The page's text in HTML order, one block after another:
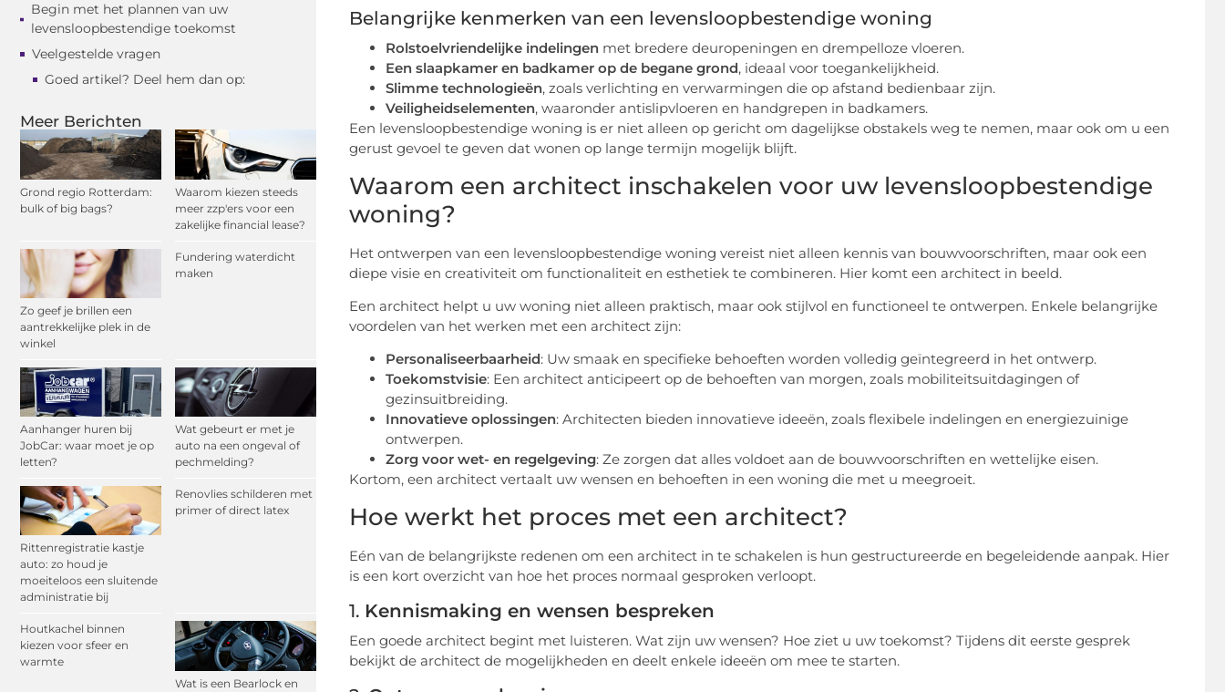
Begin met het plannen van uw
levensloopbestendige toekomst
Veelgestelde vragen
Goed artikel? Deel hem dan op:
Meer Berichten
Grond regio Rotterdam:
bulk of big bags?
Waarom kiezen steeds
meer zzp'ers voor een
zakelijke financial lease?
Zo geef je brillen een
aantrekkelijke plek in de
winkel
Fundering waterdicht
maken
Aanhanger huren bij
JobCar: waar moet je op
letten?
Wat gebeurt er met je
auto na een ongeval of
pechmelding?
Rittenregistratie kastje
auto: zo houd je
moeiteloos een sluitende
administratie bij
Renovlies schilderen met
primer of direct latex
Houtkachel binnen
kiezen voor sfeer en
warmte
Wat is een Bearlock en
Belangrijke kenmerken van een levensloopbestendige woning
Rolstoelvriendelijke indelingen met bredere deuropeningen en drempelloze vloeren.
Een slaapkamer en badkamer op de begane grond, ideaal voor toegankelijkheid.
Slimme technologieën, zoals verlichting en verwarmingen die op afstand bedienbaar zijn.
Veiligheidselementen, waaronder antislipvloeren en handgrepen in badkamers.
Een levensloopbestendige woning is er niet alleen op gericht om dagelijkse obstakels weg te nemen, maar ook om u een
gerust gevoel te geven dat wonen op lange termijn mogelijk blijft.
Waarom een architect inschakelen voor uw levensloopbestendige
woning?
Het ontwerpen van een levensloopbestendige woning vereist niet alleen kennis van bouwvoorschriften, maar ook een
diepe visie en creativiteit om functionaliteit en esthetiek te combineren. Hier komt een architect in beeld.
Een architect helpt u uw woning niet alleen praktisch, maar ook stijlvol en functioneel te ontwerpen. Enkele belangrijke
voordelen van het werken met een architect zijn:
Personaliseerbaarheid: Uw smaak en specifieke behoeften worden volledig geïntegreerd in het ontwerp.
Toekomstvisie: Een architect anticipeert op de behoeften van morgen, zoals mobiliteitsuitdagingen of
gezinsuitbreiding.
Innovatieve oplossingen: Architecten bieden innovatieve ideeën, zoals flexibele indelingen en energiezuinige
ontwerpen.
Zorg voor wet- en regelgeving: Ze zorgen dat alles voldoet aan de bouwvoorschriften en wettelijke eisen.
Kortom, een architect vertaalt uw wensen en behoeften in een woning die met u meegroeit.
Hoe werkt het proces met een architect?
Eén van de belangrijkste redenen om een architect in te schakelen is hun gestructureerde en begeleidende aanpak. Hier
is een kort overzicht van hoe het proces normaal gesproken verloopt.
1. Kennismaking en wensen bespreken
Een goede architect begint met luisteren. Wat zijn uw wensen? Hoe ziet u uw toekomst? Tijdens dit eerste gesprek
bekijkt de architect de mogelijkheden en deelt enkele ideeën om mee te starten.